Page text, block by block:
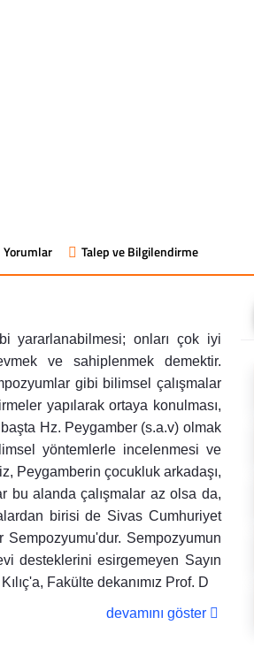
Yorumlar Talep ve Bilgilendirme
yararlanabilmesi; onları çok iyi
ve sahiplenmek demektir.
gibi bilimsel çalışmalar
yapılarak ortaya konulması,
Hz. Peygamber (s.a.v) olmak
yöntemlerle incelenmesi ve
Peygamberin çocukluk arkadaşı,
bu alanda çalışmalar az olsa da,
birisi de Sivas Cumhuriyet
Sempozyumun
desteklerini esirgemeyen Sayın
Fakülte dekanımız Prof. D
devamını göster